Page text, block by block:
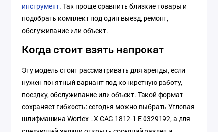
инструмент. Так проще сравнить близкие товары и
подобрать комплект под один выезд, ремонт,
обслуживание или объект.
Когда стоит взять напрокат
Эту модель стоит рассматривать для аренды, если
нужен понятный вариант под конкретную работу,
поездку, обслуживание или объект. Такой формат
сохраняет гибкость: сегодня можно выбрать Угловая
шлифмашина Wortex LX CAG 1812-1 E 0329192, а для